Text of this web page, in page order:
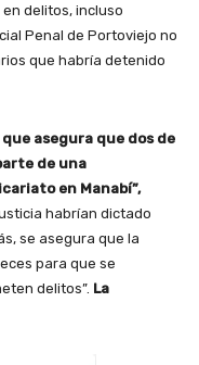
delitos, incluso
Penal de Portoviejo no
que habría detenido
asegura que dos de
de una
en Manabí”,
habrían dictado
se asegura que la
para que se
delitos”. La